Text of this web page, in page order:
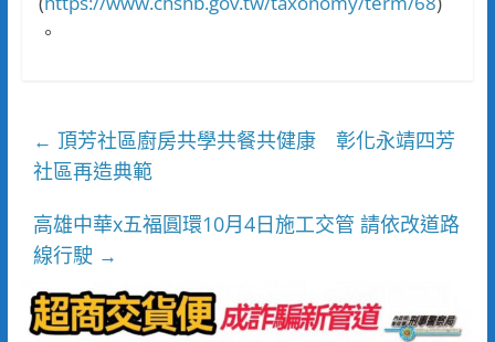
。
← 頂芳社區廚房共學共餐共健康 彰化永靖四芳
社區再造典範
高雄中華x五福圓環10月4日施工交管 請依改道路
線行駛 →